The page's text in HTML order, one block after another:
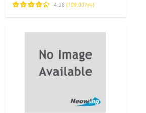
4.28 (109,007件)